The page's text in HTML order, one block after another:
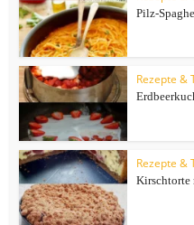
Pilz-
Rezepte &
Rezepte &
Kirschtorte